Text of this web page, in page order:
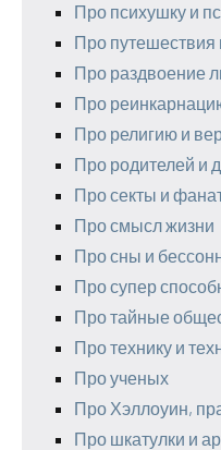
Про психушку и
Про путешествия
Про раздвоение
Про
Про религию и
Про родителей и
Про секты и
Про смысл жизни
Про сны и
Про супер
Про тайные
Про технику и
Про ученых
Про Хэллоуин,
Про шкатулки и